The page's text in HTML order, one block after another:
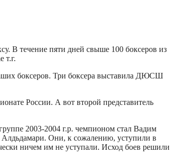
В течение пяти дней свыше 100 боксеров из
т.г.
боксеров. Три боксера выставила ДЮСШ
России. А вот второй представитель
2003-2004 г.р. чемпионом стал Вадим
Алдьдамари. Они, к сожалению, уступили в
ничем им не уступали. Исход боев решили